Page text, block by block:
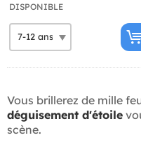
DISPONIBLE
Vous brillerez de mille
déguisement d'étoile
scène.